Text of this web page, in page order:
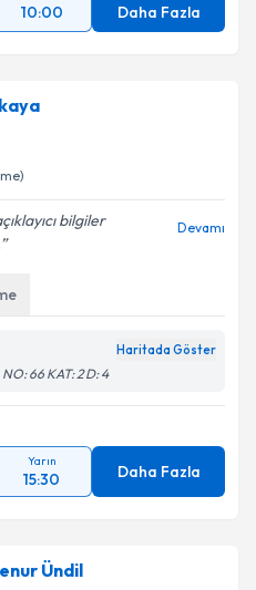
10:00 Daha Fazla
bilgiler
Devamı
Haritada Göster
66 KAT: 2 D: 4
Yarın
15:30 Daha Fazla
Ündil